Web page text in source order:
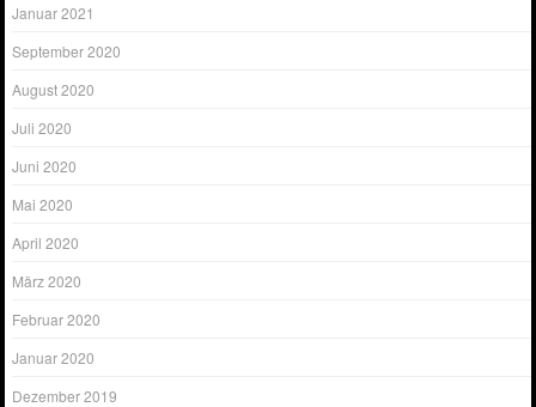
Januar 2021
September 2020
August 2020
Juli 2020
Juni 2020
Mai 2020
April 2020
März 2020
Februar 2020
Januar 2020
Dezember 2019